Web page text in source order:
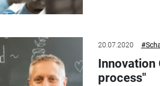
20.07.2020
Innovation
process"